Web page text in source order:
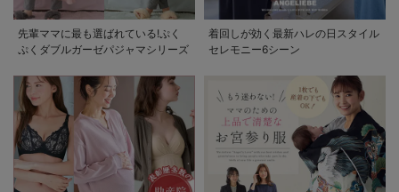
先輩ママに最も選ばれている!ぷく
ぷくダブルガーゼパジャマシリーズ
着回しが効く最新ハレの日スタイル
セレモニー6シーン